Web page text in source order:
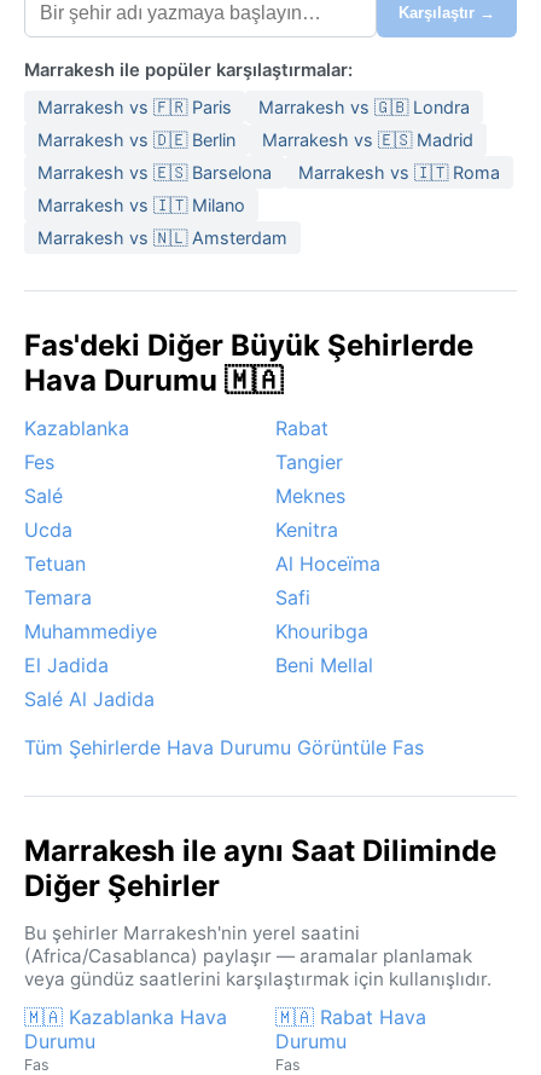
derece sınırlıdır, çoğunlukla Aralık-Şubat aylarında
görülür; yıllık toplam 250 mm civarındadır. Yaz için
hafif, açık renkli kıyafetler, güneş kremi ve şapka
gerekirken kış için katmanlı giysiler, özellikle akşam
saatleri için bir ceket yeterli olur.
Ziyaret için en uygun zaman, sıcaklıkların yaz alevleri
gibi yanmadığı, kış soğuğunun da sert olmadığı
ilkbahar (Mart-Mayıs) ve sonbahar (Eylül-Kasım)
serindir. Marakeş, Sahra'dan esen tozlu ve sıcak çöl
altında kalabilir; bu rüzgâr nemi daha da düşürür ve
gökyüzünü puslandırır. Dağ zirvelerinde kar görülse de
şiddetli fırtınalar tipik değildir.
Karşılaştır →
Marrakesh ile popüler karşılaştırmalar:
Marrakesh vs 🇫🇷 Paris
Marrakesh vs 🇬🇧 Londra
Marrakesh vs 🇩🇪 Berlin
Marrakesh vs 🇪🇸 Madrid
Marrakesh vs 🇪🇸 Barselona
Marrakesh vs 🇮🇹 Roma
Marrakesh vs 🇮🇹 Milano
Marrakesh vs 🇳🇱 Amsterdam
Fas'deki Diğer Büyük Şehirlerde
Hava Durumu 🇲🇦
Kazablanka
Rabat
Fes
Tangier
Salé
Meknes
Ucda
Kenitra
Tetuan
Al Hoceïma
Temara
Safi
Muhammediye
Khouribga
El Jadida
Beni Mellal
Salé Al Jadida
Tüm Şehirlerde Hava Durumu Görüntüle Fas
Marrakesh ile aynı Saat Diliminde
Diğer Şehirler
Bu şehirler Marrakesh'nin yerel saatini
(Africa/Casablanca) paylaşır — aramalar planlamak
veya gündüz saatlerini karşılaştırmak için kullanışlıdır.
🇲🇦 Kazablanka Hava
Durumu
Fas
🇲🇦 Rabat Hava
Durumu
Fas